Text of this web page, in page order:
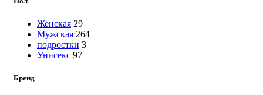
Женская 29
Мужская 264
подростки 3
Унисекс 97
Бренд